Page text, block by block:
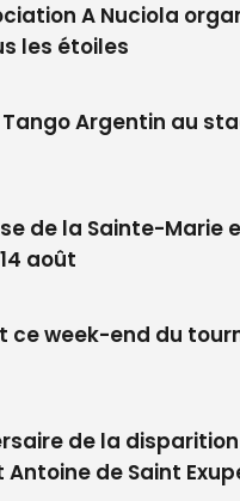
A Nuciola
les étoiles
Argentin au
de la Sainte-Marie
août
ce week-end du
de la
de Saint